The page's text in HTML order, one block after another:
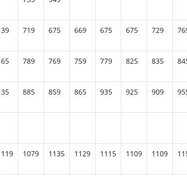
739 719 675 669 675 675 729
865 789 769 759 779 825 835
935 885 859 865 935 925 909
1119 1079 1135 1129 1115 1109 1109